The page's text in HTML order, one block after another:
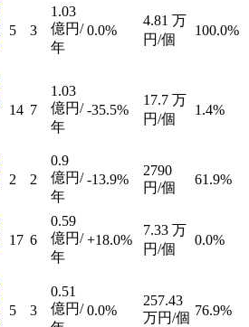
5 3
1.03
億円/
年
0.0%
4.81 万
円/個
100.0%
14 7
1.03
億円/
年
-35.5%
17.7 万
円/個
1.4%
2 2
0.9
億円/
年
-13.9%
2790
円/個
61.9%
17 6
0.59
億円/
年
+18.0%
7.33 万
円/個
0.0%
5 3
0.51
億円/ 0.0%
257.43
万円/個 76.9%